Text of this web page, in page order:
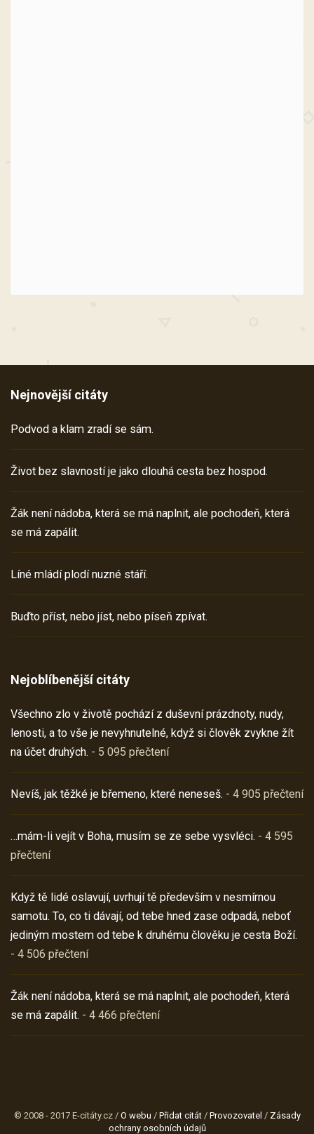
Nejnovější citáty
Podvod a klam zradí se sám.
Život bez slavností je jako dlouhá cesta bez hospod.
Žák není nádoba, která se má naplnit, ale pochodeň, která
se má zapálit.
Líné mládí plodí nuzné stáří.
Buďto příst, nebo jíst, nebo píseň zpívat.
Nejoblíbenější citáty
Všechno zlo v životě pochází z duševní prázdnoty, nudy,
lenosti, a to vše je nevyhnutelné, když si člověk zvykne žít
na účet druhých. - 5 095 přečtení
Nevíš, jak těžké je břemeno, které neneseš. - 4 905 přečtení
…mám-li vejít v Boha, musím se ze sebe vysvléci. - 4 595
přečtení
Když tě lidé oslavují, uvrhují tě především v nesmírnou
samotu. To, co ti dávají, od tebe hned zase odpadá, neboť
jediným mostem od tebe k druhému člověku je cesta Boží.
- 4 506 přečtení
Žák není nádoba, která se má naplnit, ale pochodeň, která
se má zapálit. - 4 466 přečtení
© 2008 - 2017 E-citáty.cz / O webu / Přidat citát/ Provozovatel / Zásady
ochrany osobních údajů